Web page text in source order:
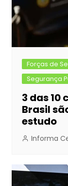
Forças de
Segurança
3 das
Brasil
estudo
Informa